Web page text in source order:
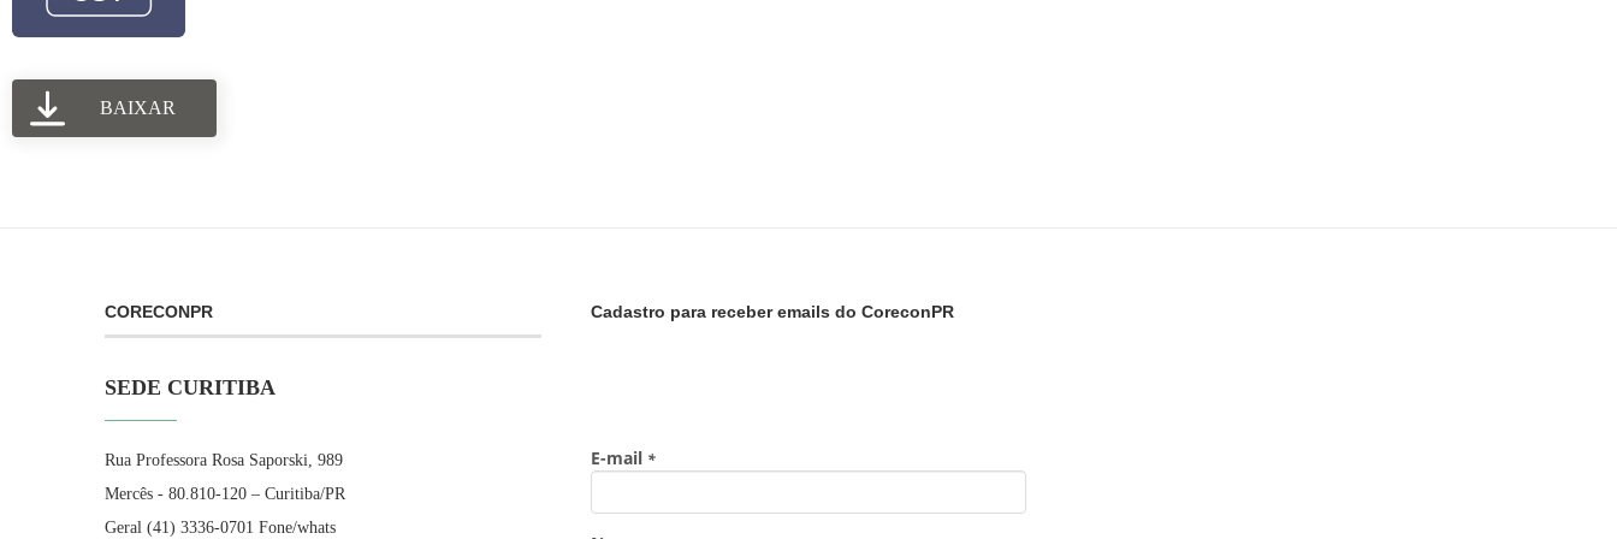
BAIXAR
CORECONPR
SEDE CURITIBA
Rua Professora Rosa Saporski, 989
Mercês - 80.810-120 – Curitiba/PR
Geral (41) 3336-0701 Fone/whats
Cadastro para receber emails do CoreconPR